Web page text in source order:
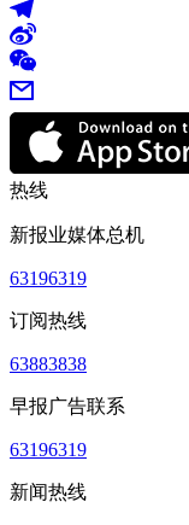
热线
新报业媒体总机
63196319
订阅热线
63883838
早报广告联系
63196319
新闻热线